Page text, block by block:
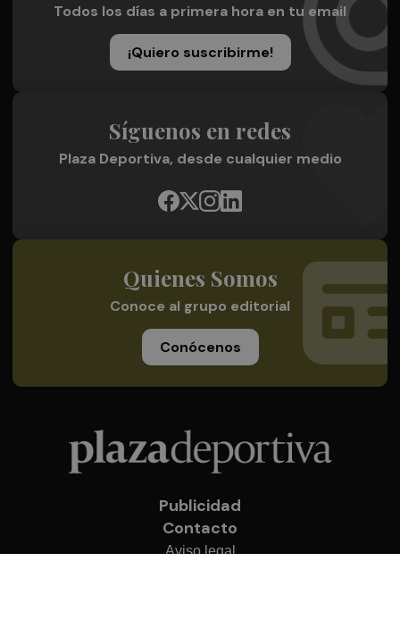
Todos los días a primera hora en tu email
¡Quiero suscribirme!
Síguenos en redes
Plaza Deportiva, desde cualquier medio
Quienes Somos
Conoce al grupo editorial
Conócenos
Publicidad
Contacto
Aviso legal